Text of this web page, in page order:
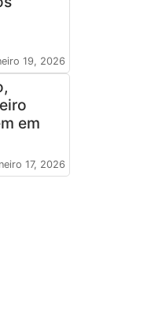
19, 2026
em
17, 2026